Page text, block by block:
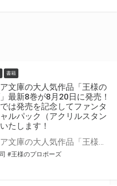
書籍
文庫の大人気作品「王様の
最新8巻が8月20日に発売！
は発売を記念してファンタ
ルパック（アクリルスタン
たします！
#王様のプロポーズ